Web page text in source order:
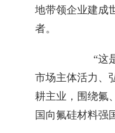
地带领企业建成
者。
“这是
市场主体活力、
耕主业，围绕氟
国向氟硅材料强